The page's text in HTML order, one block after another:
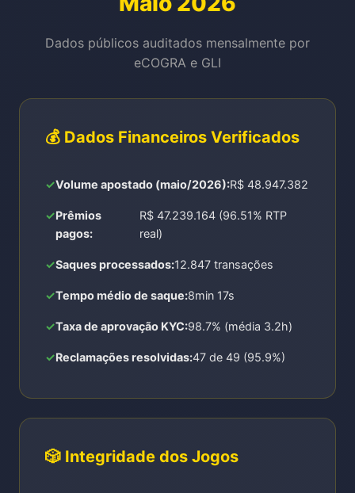
Dados públicos auditados mensalmente por
eCOGRA e GLI
💰 Dados Financeiros Verificados
Volume apostado (maio/2026):R$ 48.947.382
Prêmios
pagos:
R$ 47.239.164 (96.51% RTP
real)
Saques processados:12.847 transações
Tempo médio de saque:8min 17s
Taxa de aprovação KYC:98.7% (média 3.2h)
Reclamações resolvidas:47 de 49 (95.9%)
🎲 Integridade dos Jogos